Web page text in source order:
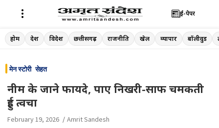
Skip
to
ई-पेपर
होम देश विदेश छत्तीसगढ़ राजनीति खेल व्यापार बॉलीवुड
मेन स्टोरी सेहत
नीम के जाने फायदे, पाए निखरी-साफ चमकती
हुई त्वचा
February 19, 2026 Amrit Sandesh